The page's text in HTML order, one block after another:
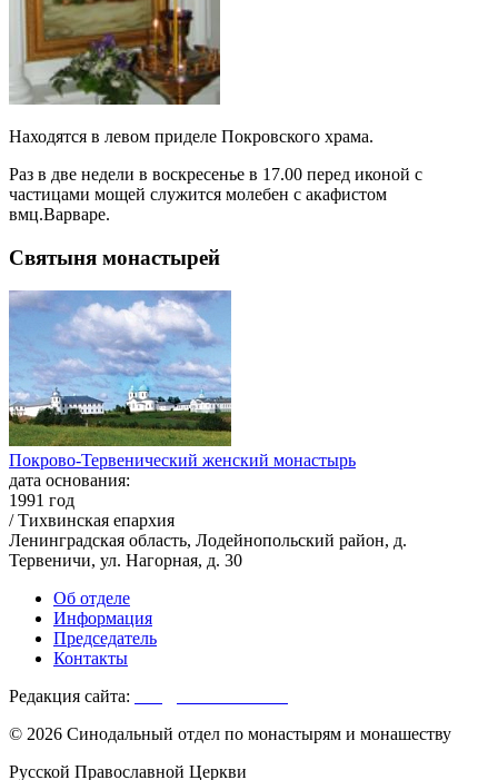
Находятся в левом приделе Покровского храма.
Раз в две недели в воскресенье в 17.00 перед иконой с
частицами мощей служится молебен с акафистом
вмц.Варваре.
Святыня монастырей
Покрово-Тервенический женский монастырь
дата основания:
1991 год
/ Тихвинская епархия
Ленинградская область, Лодейнопольский район, д.
Тервеничи, ул. Нагорная, д. 30
Об отделе
Информация
Председатель
Контакты
Редакция сайта:
© 2026 Синодальный отдел по монастырям и монашеству
Русской Православной Церкви